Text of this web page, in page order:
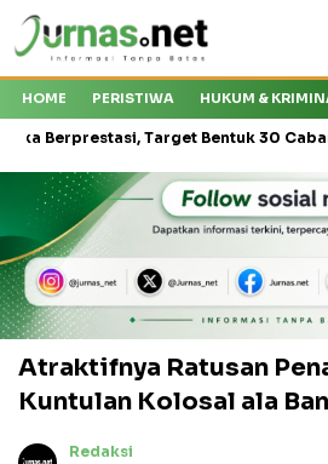
HOME PERISTIWA HUKUM &
Target Bentuk 30 Cabang dan
Atraktifnya Ratusan
Kuntulan Kolosal ala
Redaksi